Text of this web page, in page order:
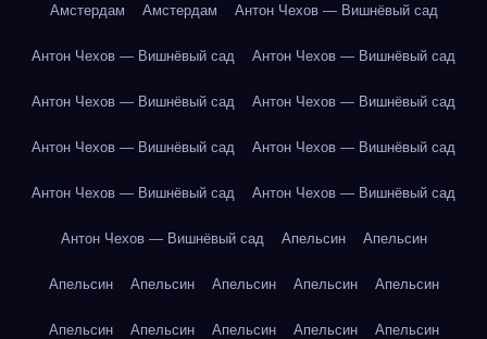
Амстердам Амстердам Антон Чехов — Вишнёвый сад
Антон Чехов — Вишнёвый сад Антон Чехов — Вишнёвый сад
Антон Чехов — Вишнёвый сад Антон Чехов — Вишнёвый сад
Антон Чехов — Вишнёвый сад Антон Чехов — Вишнёвый сад
Антон Чехов — Вишнёвый сад Антон Чехов — Вишнёвый сад
Антон Чехов — Вишнёвый сад Апельсин Апельсин
Апельсин Апельсин Апельсин Апельсин Апельсин
Апельсин Апельсин Апельсин Апельсин Апельсин